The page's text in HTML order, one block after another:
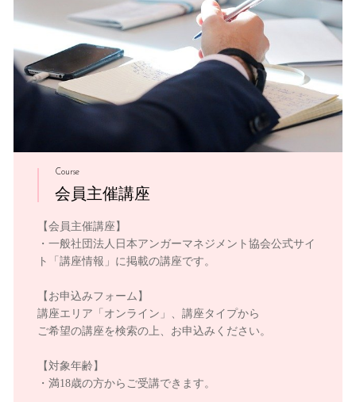
Course
会員主催講座
【会員主催講座】
・一般社団法人日本アンガーマネジメント協会公式サイ
ト「講座情報」に掲載の講座です。
【お申込みフォーム】
講座エリア「オンライン」、講座タイプから
ご希望の講座を検索の上、お申込みください。
【対象年齢】
・満18歳の方からご受講できます。